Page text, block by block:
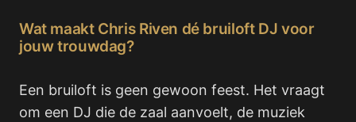
Wat maakt Chris Riven dé bruiloft DJ voor
jouw trouwdag?
Een bruiloft is geen gewoon feest. Het vraagt
om een DJ die de zaal aanvoelt, de muziek